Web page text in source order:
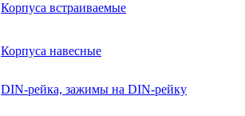
Корпуса встраиваемые
Корпуса навесные
DIN-рейка, зажимы на DIN-рейку